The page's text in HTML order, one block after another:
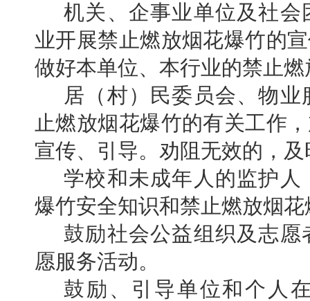
机关、企事业单位及社
业开展禁止燃放烟花爆竹的
做好本单位、本行业的禁止
居（村）民委员会、物
止燃放烟花爆竹的有关工作
宣传、引导。劝阻无效的，
学校和未成年人的监护
爆竹安全知识和禁止燃放烟
鼓励社会公益组织及志
愿服务活动。
鼓励、引导单位和个人